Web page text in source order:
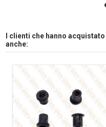
I clienti che hanno
anche: